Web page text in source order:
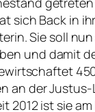
sich Back in
Sie soll
und damit
an der
2012 ist sie